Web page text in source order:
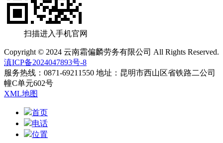
扫描进入手机官网
Copyright © 2024 云南霜偏麟劳务有限公司 All Rights Reserved.
滇ICP备2024047893号-8
服务热线：0871-69211550 地址：昆明市西山区省铁路二公司
幢C单元602号
XML地图
首页
电话
位置